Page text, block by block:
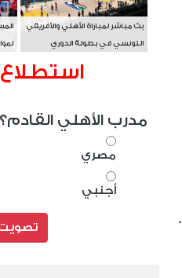
.
بث مباشر لمباراة الأهلي والأفريقي
التونسي في بطولة الدوري
استطلاع
مدرب الأهلي القادم؟
مصري
أجنبي